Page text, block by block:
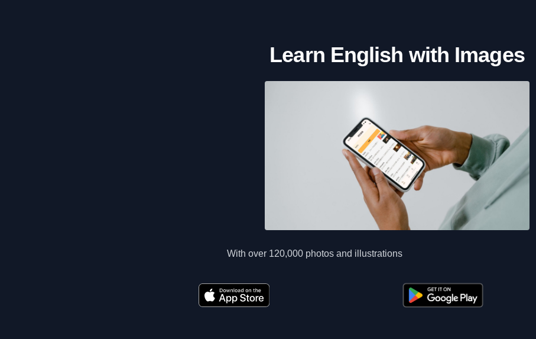
Learn English with Images
With over 120,000 photos and illustrations